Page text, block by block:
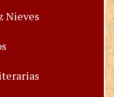
Nieves